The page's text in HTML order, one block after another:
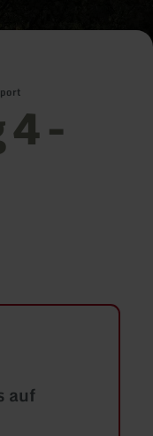
4 -
auf